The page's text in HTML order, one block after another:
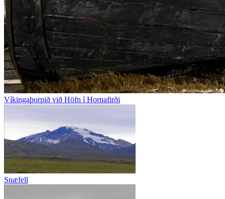
Víkingaþorpið við Höfn í Hornafirði
Snæfell